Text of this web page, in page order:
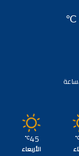
℃
45
℃
الأربعاء